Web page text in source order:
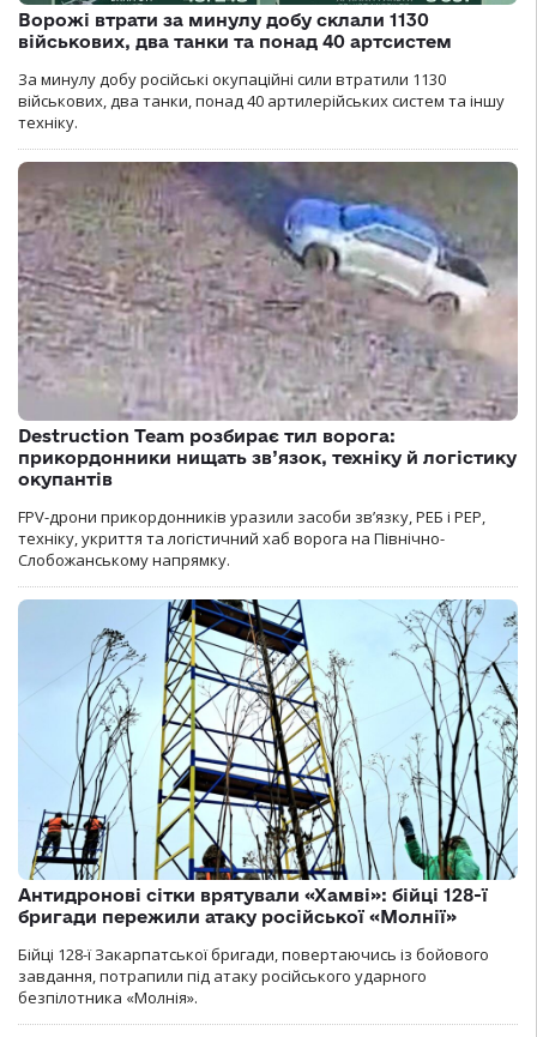
Ворожі втрати за минулу добу склали 1130
військових, два танки та понад 40 артсистем
За минулу добу російські окупаційні сили втратили 1130
військових, два танки, понад 40 артилерійських систем та іншу
техніку.
Destruction Team розбирає тил ворога:
прикордонники нищать зв’язок, техніку й логістику
окупантів
FPV-дрони прикордонників уразили засоби зв’язку, РЕБ і РЕР,
техніку, укриття та логістичний хаб ворога на Північно-
Слобожанському напрямку.
Антидронові сітки врятували «Хамві»: бійці 128-ї
бригади пережили атаку російської «Молнії»
Бійці 128-ї Закарпатської бригади, повертаючись із бойового
завдання, потрапили під атаку російського ударного
безпілотника «Молнія».